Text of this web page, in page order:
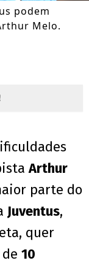
podem
Melo.
Arthur
parte do
Juventus,
quer
10